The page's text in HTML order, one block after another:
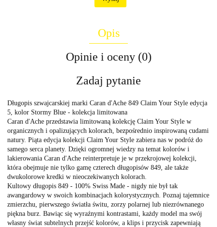
Opis
Opinie i oceny (0)
Zadaj pytanie
Długopis szwajcarskiej marki Caran d'Ache 849 Claim Your Style edycja
5, kolor Stormy Blue - kolekcja limitowana
Caran d'Ache przedstawia limitowaną kolekcję Claim Your Style w
organicznych i opalizujących kolorach, bezpośrednio inspirowaną cudami
natury. Piąta edycja kolekcji Claim Your Style zabiera nas w podróż do
samego serca planety. Dzięki ogromnej wiedzy na temat kolorów i
lakierowania Caran d'Ache reinterpretuje je w przekrojowej kolekcji,
która obejmuje nie tylko gamę czterech długopisów 849, ale także
dwukolorowe kredki w nieoczekiwanych kolorach.
Kultowy długopis 849 - 100% Swiss Made - nigdy nie był tak
awangardowy w swoich kombinacjach kolorystycznych. Poznaj tajemnice
zmierzchu, pierwszego światła świtu, zorzy polarnej lub niezrównanego
piękna burz. Bawiąc się wyraźnymi kontrastami, każdy model ma swój
własny świat subtelnych przejść kolorów, a klips i przycisk zapewniają